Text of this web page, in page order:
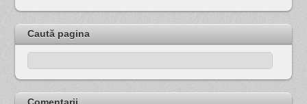
Caută pagina
Comentarii